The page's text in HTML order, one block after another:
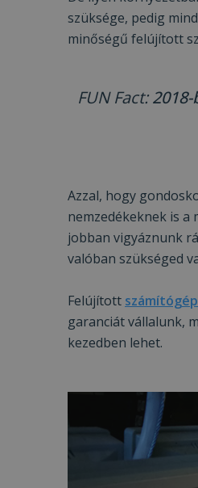
szüksége, pedig
minőségű felújított
FUN Fact:
Azzal, hogy
nemzedékeknek is
jobban vigyáznunk
valóban szükséged
Felújított
garanciát vállalunk,
kezedben lehet.